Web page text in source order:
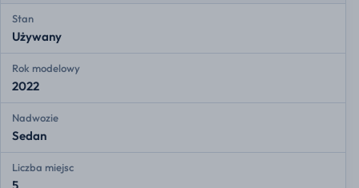
Stan
Używany
Rok modelowy
2022
Nadwozie
Sedan
Liczba miejsc